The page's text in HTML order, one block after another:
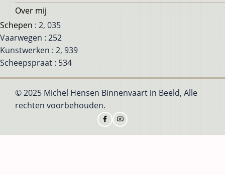
Over mij
Schepen : 2, 035
Vaarwegen : 252
Kunstwerken : 2, 939
Scheepspraat : 534
© 2025 Michel Hensen Binnenvaart in Beeld, Alle
rechten voorbehouden.